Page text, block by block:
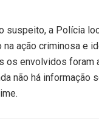
suspeito, a Polícia
ação criminosa e
os envolvidos foram
não há informação